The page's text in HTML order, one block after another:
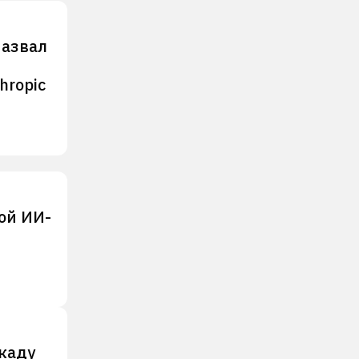
ИИ-